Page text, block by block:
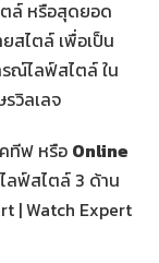
ล์ หรือสุดยอด
สไตล์ เพื่อเป็น
ณ์ไลฟ์สไตล์ ใน
รวิลเลจ
ทีฟ หรือ Online
ลฟ์สไตล์ 3 ด้าน
| Watch Expert